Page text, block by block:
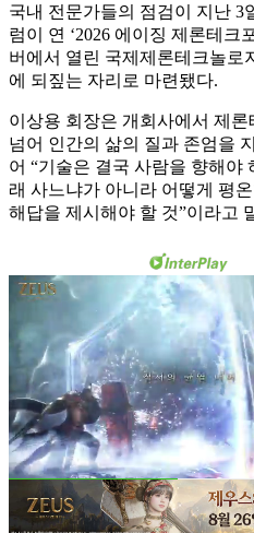
국내 전문가들의 점검이 지난 3
럼이 연 ‘2026 에이징 제론테크
버에서 열린 국제제론테크놀로
에 되짚는 자리로 마련됐다.
이상용 회장은 개회사에서 제
넘어 인간의 삶의 질과 존엄을
어 “기술은 결국 사람을 향해야
래 사느냐가 아니라 어떻게 평
해답을 제시해야 할 것”이라고